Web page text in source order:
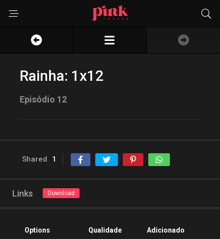
Rainha: 1x12
Episódio 12
Shared 1
Links Download
Options Qualidade Adicionado